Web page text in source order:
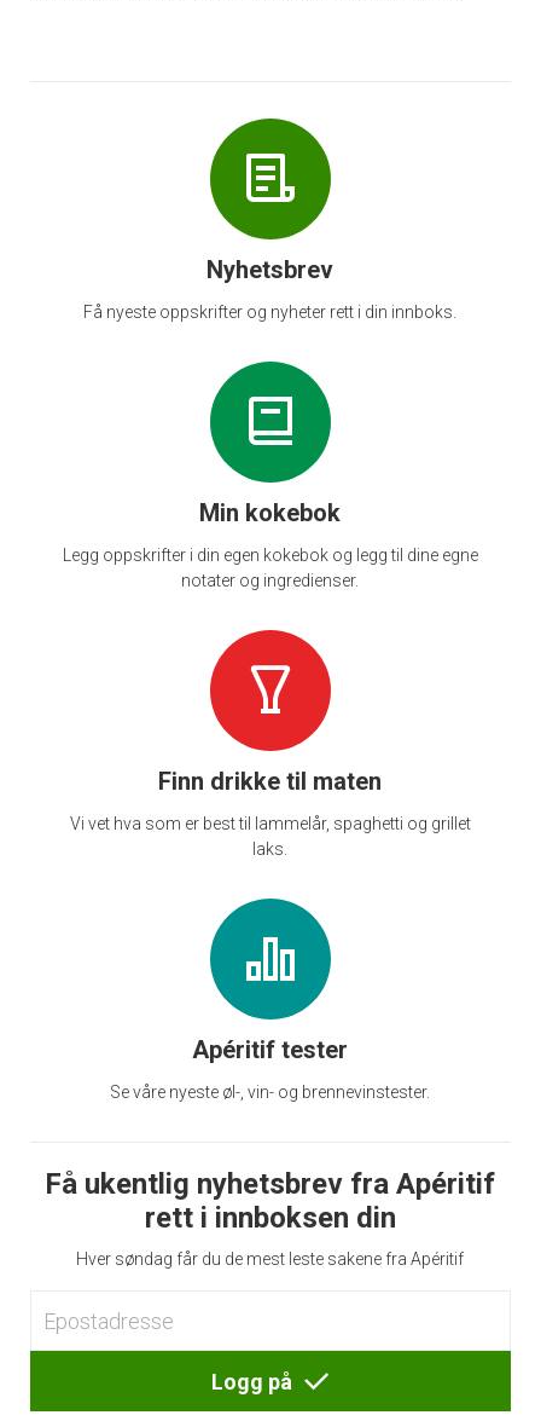
Nyhetsbrev
Få nyeste oppskrifter og nyheter rett i din innboks.
Min kokebok
Legg oppskrifter i din egen kokebok og legg til dine egne
notater og ingredienser.
Finn drikke til maten
Vi vet hva som er best til lammelår, spaghetti og grillet
laks.
Apéritif tester
Se våre nyeste øl-, vin- og brennevinstester.
Få ukentlig nyhetsbrev fra Apéritif
rett i innboksen din
Hver søndag får du de mest leste sakene fra Apéritif
Logg på